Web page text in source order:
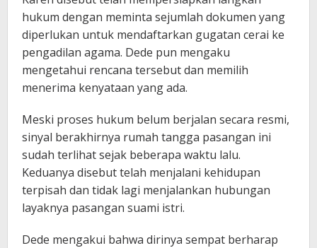
hukum dengan meminta sejumlah dokumen yang
diperlukan untuk mendaftarkan gugatan cerai ke
pengadilan agama. Dede pun mengaku
mengetahui rencana tersebut dan memilih
menerima kenyataan yang ada.
Meski proses hukum belum berjalan secara resmi,
sinyal berakhirnya rumah tangga pasangan ini
sudah terlihat sejak beberapa waktu lalu.
Keduanya disebut telah menjalani kehidupan
terpisah dan tidak lagi menjalankan hubungan
layaknya pasangan suami istri.
Dede mengakui bahwa dirinya sempat berharap